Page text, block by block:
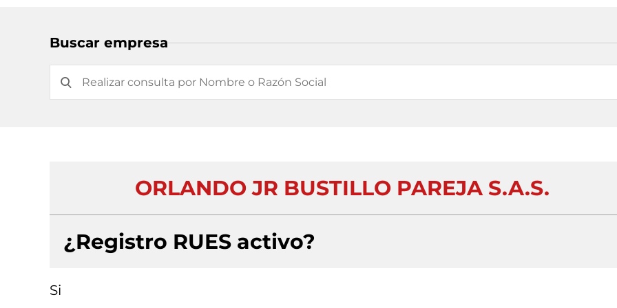
Buscar empresa
ORLANDO JR BUSTILLO PAREJA S.A.S.
¿Registro RUES activo?
Si